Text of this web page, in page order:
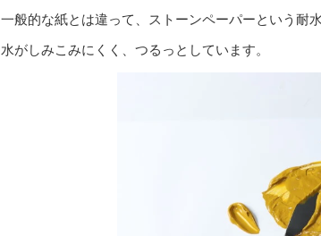
一般的な紙とは違って、ストーンペーパーという耐
水がしみこみにくく、つるっとしています。